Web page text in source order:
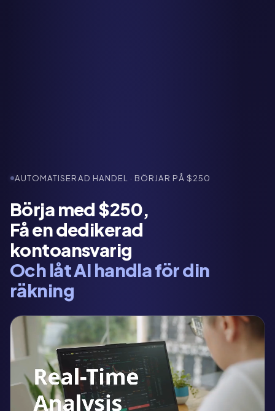
AUTOMATISERAD HANDEL · BÖRJAR PÅ $250
Börja med $250,
Få en dedikerad
kontoansvarig
Och låt AI handla för din
räkning